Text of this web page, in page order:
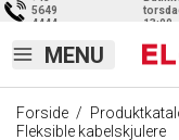
5649
4444
13:00
Forside /
Fleksible kabelskjulere